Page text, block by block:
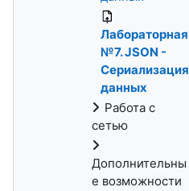
Лабораторная
№7. JSON -
Сериализация
данных
Работа с
сетью
Дополнительны
е возможности